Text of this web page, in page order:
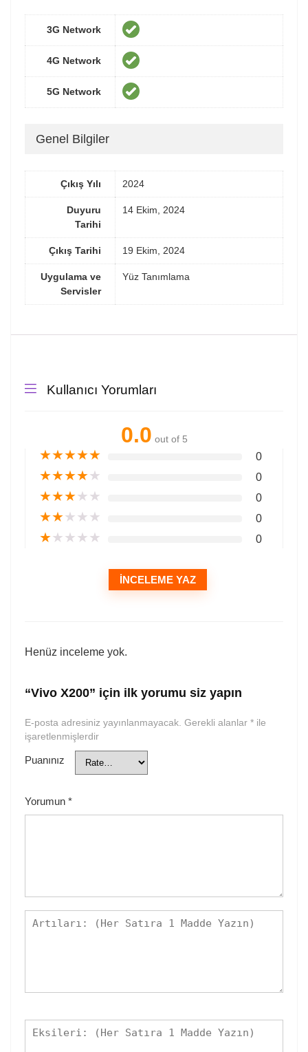
3G Network
4G Network
5G Network
Genel Bilgiler
Çıkış Yılı 2024
Duyuru
Tarihi
14 Ekim, 2024
Çıkış Tarihi 19 Ekim, 2024
Uygulama ve
Servisler
Yüz Tanımlama
Kullanıcı Yorumları
0.0 out of 5
★★★★★ 0
★★★★★ 0
★★★★★ 0
★★★★★ 0
★★★★★ 0
İNCELEME YAZ
Henüz inceleme yok.
“Vivo X200” için ilk yorumu siz yapın
E-posta adresiniz yayınlanmayacak. Gerekli alanlar * ile
işaretlenmişlerdir
Puanınız
Yorumun *